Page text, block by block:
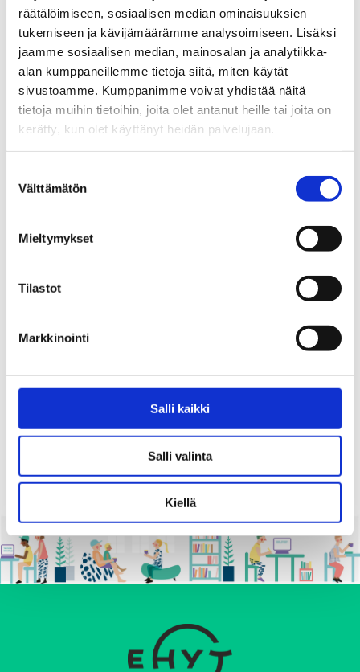
räätälöimiseen, sosiaalisen median ominaisuuksien
tukemiseen ja kävijämäärämme analysoimiseen. Lisäksi
jaamme sosiaalisen median, mainosalan ja analytiikka-
alan kumppaneillemme tietoja siitä, miten käytät
sivustoamme. Kumppanimme voivat yhdistää näitä
tietoja muihin tietoihin, joita olet antanut heille tai joita on
kerätty, kun olet käyttänyt heidän palvelujaan.
valinta
Välttämätön
Mieltymykset
Tilastot
Markkinointi
Salli kaikki
Salli valinta
Kiellä
Jaa:
Ilmoittaudu mukaan koulutukseen tästä.
Lisätietoja